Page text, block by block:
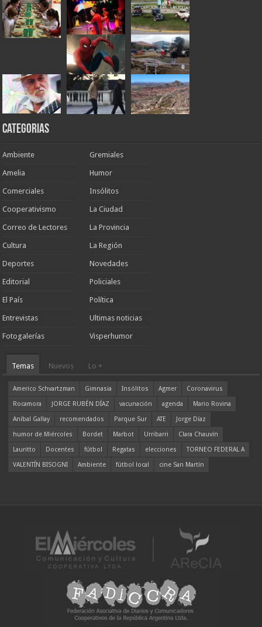
Categorias
Ambiente
Amelia
Comerciales
Cooperativismo
Correo de Lectores
Cultura
Deportes
Editorial
El País
Entrevistas
Fotogalerías
Gremiales
Humor
Insólitos
La Ciudad
La Provincia
La Región
Novedades
Policiales
Política
Ultimas noticias
Visperhumor
Temas Nuevos Lo +
Americo Schvartzman Gimnasia Insólitos Agmer
Coronavirus
Rocamora
JORGE RUBÉN DÍAZ vacunación agenda
Mario Rovina
Aníbal Gallay
recomendados Parque Sur ATE
Jorge Díaz
humor de Miércoles
Bordet Marbot Urribarri
Clara Chauvín
Lauritto
Docentes fútbol Regatas elecciones
TORNEO FEDERAL A
VALENTÍN BISOGNI
Ambiente fútbol local cine San Martín